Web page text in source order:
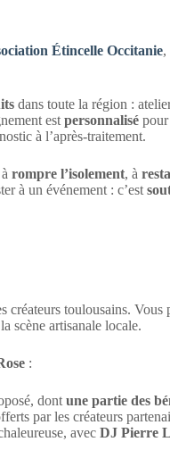
Étincelle Occitanie,
dans toute la région :
est personnalisé pour
à l’après-traitement.
rompre l’isolement, à
à un événement : c’est
créateurs toulousains. Vous
scène artisanale locale.
:
dont une partie des
par les créateurs
avec DJ Pierre